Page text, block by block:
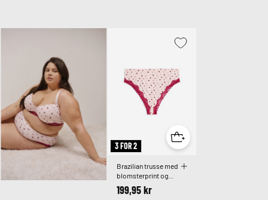
3 FOR 2
Brazilian trusse med
blomsterprint og
blonde
199,95 kr